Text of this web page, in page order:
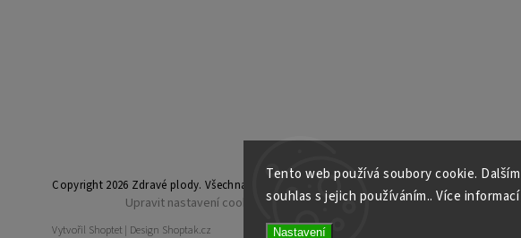
Tento web používá soubory cookie.
souhlas s jejich používáním.. Více informací
Nastavení
Copyright 2026 Zdravé plody. Všechna práva vyhrazena.
Upravit nastavení cookies
Vytvořil Shoptet | Design Shoptak.cz